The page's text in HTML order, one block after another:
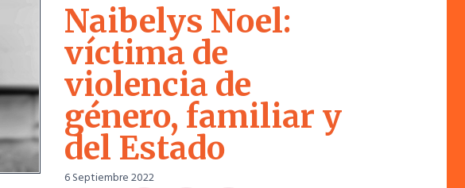
Naibelys Noel:
víctima de
violencia de
género, familiar y
del Estado
6 Septiembre 2022